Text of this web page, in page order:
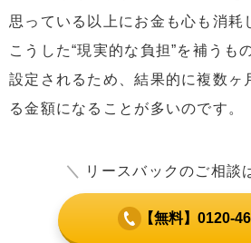
思っている以上にお金も心も消耗
こうした“現実的な負担”を補うも
設定されるため、結果的に複数ヶ
る金額になることが多いのです。
＼ リースバックのご相談
【無料】0120-